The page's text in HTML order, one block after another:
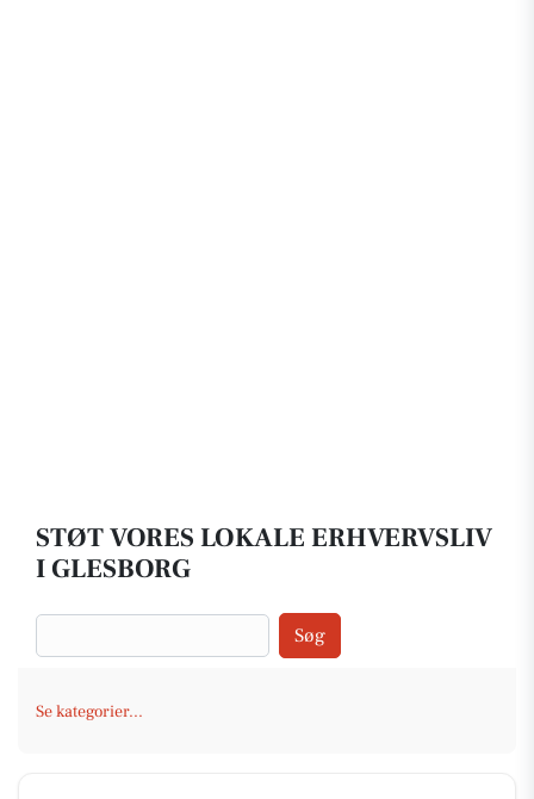
STØT VORES LOKALE ERHVERVSLIV
I GLESBORG
Søg
Se kategorier...